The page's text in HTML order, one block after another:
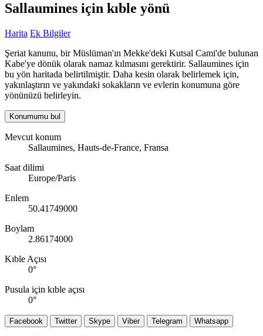
Sallaumines için kıble yönü
Harita Ek Bilgiler
Şeriat kanunu, bir Müslüman'ın Mekke'deki Kutsal Cami'de bulunan
Kabe'ye dönük olarak namaz kılmasını gerektirir. Sallaumines için
bu yön haritada belirtilmiştir. Daha kesin olarak belirlemek için,
yakınlaştırın ve yakındaki sokakların ve evlerin konumuna göre
yönünüzü belirleyin.
Konumumu bul
Mevcut konum
Sallaumines, Hauts-de-France, Fransa
Saat dilimi
Europe/Paris
Enlem
50.41749000
Boylam
2.86174000
Kıble Açısı
0°
Pusula için kıble açısı
0°
Facebook Twitter Skype Viber Telegram Whatsapp